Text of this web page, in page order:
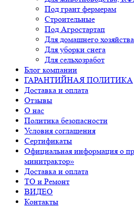
Под грант фермерам
Строительные
Под Агростартап
Для домашнего хозяйства
Для уборки снега
Для сельхозработ
Блог компании
ГАРАНТИЙНАЯ ПОЛИТИКА
Доставка и оплата
Отзывы
О нас
Политика безопасности
Условия соглашения
Сертификаты
Официальная информация о
минитрактор»
Доставка и оплата
ТО и Ремонт
ВИДЕО
Контакты